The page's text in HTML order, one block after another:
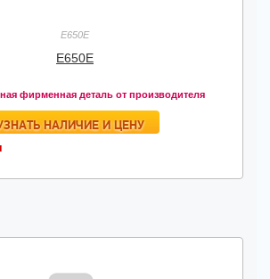
E650E
E650E
фирменная деталь от производителя
НАЛИЧИЕ И ЦЕНУ